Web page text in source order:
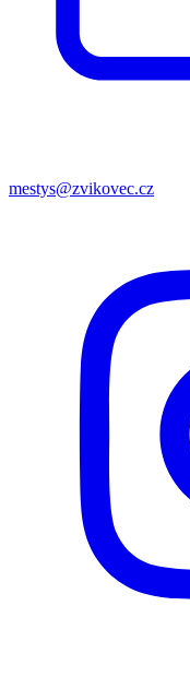
mestys@zvikovec.cz